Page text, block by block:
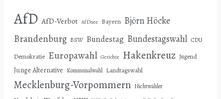
AfD AfD-Verbot AfDnee Bayern Björn Höcke
Brandenburg BSW Bundestag Bundestagswahl CDU
Demokratie Europawahl Gerichte Hakenkreuz Jugend
Junge Alternative Kommunalwahl Landtagswahl
Mecklenburg-Vorpommern Nichtwähler